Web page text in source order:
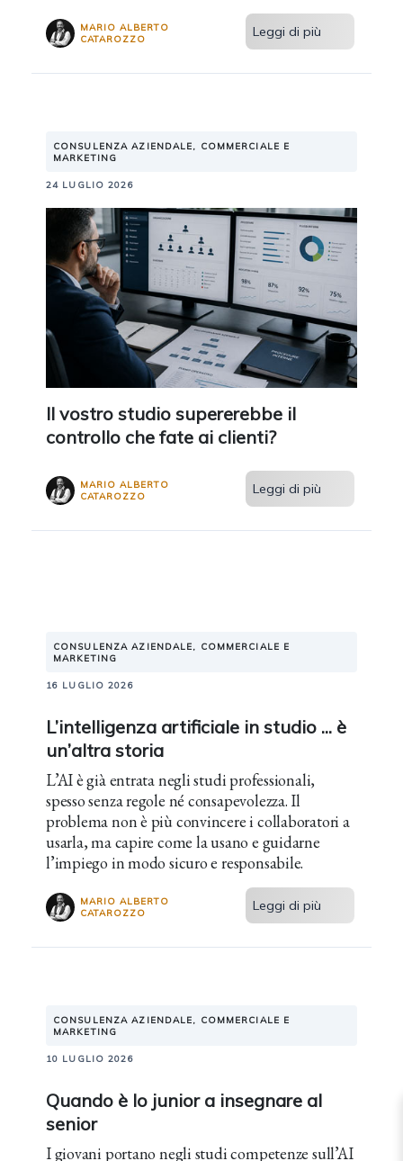
MARIO ALBERTO
CATAROZZO
Leggi di più
CONSULENZA AZIENDALE, COMMERCIALE E
MARKETING
24 LUGLIO 2026
Il vostro studio supererebbe il
controllo che fate ai clienti?
MARIO ALBERTO
CATAROZZO
Leggi di più
CONSULENZA AZIENDALE, COMMERCIALE E
MARKETING
16 LUGLIO 2026
L’intelligenza artificiale in studio ... è
un’altra storia
L’AI è già entrata negli studi professionali,
spesso senza regole né consapevolezza. Il
problema non è più convincere i collaboratori a
usarla, ma capire come la usano e guidarne
l’impiego in modo sicuro e responsabile.
MARIO ALBERTO
CATAROZZO
Leggi di più
CONSULENZA AZIENDALE, COMMERCIALE E
MARKETING
10 LUGLIO 2026
Quando è lo junior a insegnare al
senior
I giovani portano negli studi competenze sull’AI